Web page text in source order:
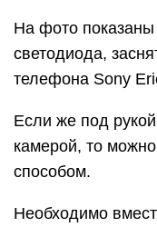
На фото
светодиода,
телефона Sony
Если же под
камерой, то
способом.
Необходимо